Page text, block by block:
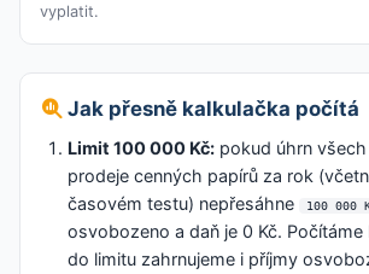
vyplatit.
Jak přesně kalkulačka počítá
Limit 100 000 Kč:pokud úhrn všech
prodeje cenných papírů za rok
časovém testu) nepřesáhne
100 000
osvobozeno a daň je 0 Kč.
do limitu zahrnujeme i příjmy